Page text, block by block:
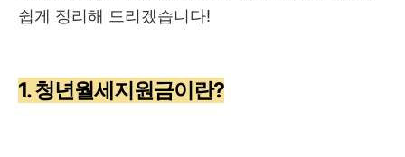
쉽게 정리해 드리겠습니다!
1. 청년월세지원금이란?